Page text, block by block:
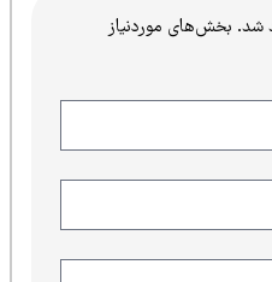
بخش‌های موردنیاز